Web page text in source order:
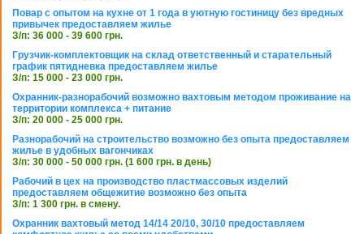
Повар с опытом на кухне от 1 года в уютную гостиницу без вредных
привычек предоставляем жилье
З/п: 36 000 - 39 600 грн.
Грузчик-комплектовщик на склад ответственный и старательный
график пятидневка предоставляем жилье
З/п: 15 000 - 23 000 грн.
Охранник-разнорабочий возможно вахтовым методом проживание на
территории комплекса + питание
З/п: 20 000 - 25 000 грн.
Разнорабочий на строительство возможно без опыта предоставляем
жилье в удобных вагончиках
З/п: 30 000 - 50 000 грн. (1 600 грн. в день)
Рабочий в цех на производство пластмассовых изделий
предоставляем общежитие возможно без опыта
З/п: 1 300 грн. в смену.
Охранник вахтовый метод 14/14 20/10, 30/10 предоставляем